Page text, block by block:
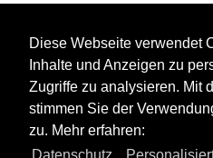
Diese Webseite verwendet
Inhalte und Anzeigen zu
Zugriffe zu analysieren. Mit
stimmen Sie der
zu. Mehr erfahren: